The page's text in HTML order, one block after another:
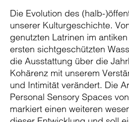
Die Evolution des (halb-
unserer Kulturgeschichte.
genutzten Latrinen im
ersten sichtgeschützten
die Ausstattung über die
Kohärenz mit unserem
und Intimität verändert. Die
Personal Sensory Spaces
markiert einen weiteren